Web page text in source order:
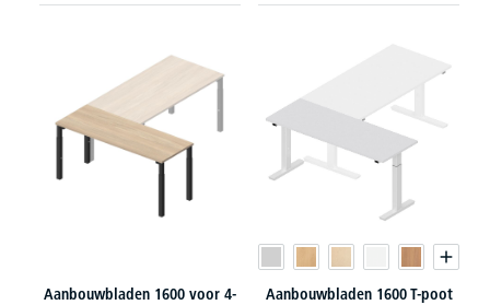
Aanbouwbladen 1600 voor 4-
Aanbouwbladen 1600 T-poot